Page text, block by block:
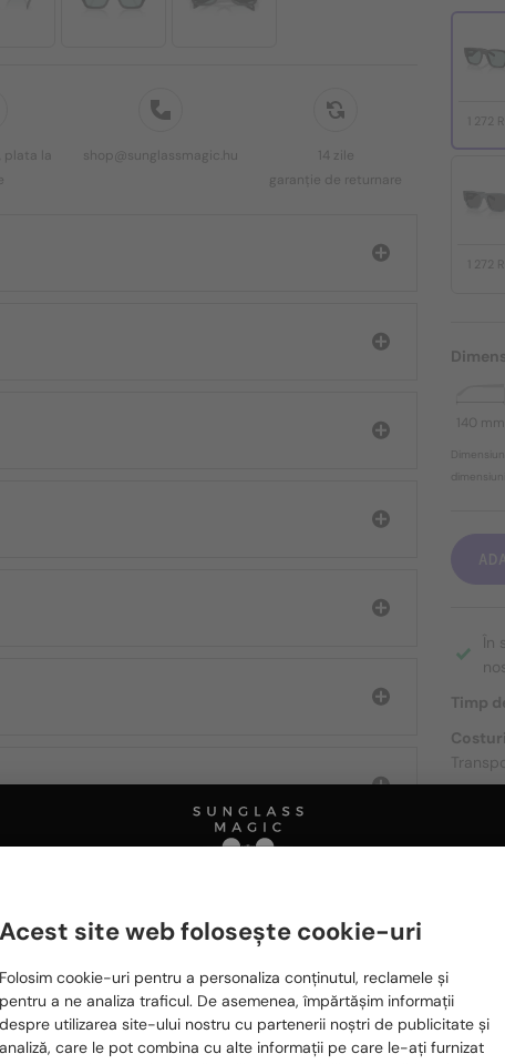
plata la
shop@sunglassmagic.hu
14 zile
garanție de returnare
1 272
1 272
140 mm
În
Timp
FIȚI INTERESAȚI ȘI DE
2-4 ZILE 2-4 ZILE
Te rugăm să alegi din listă țara potrivită pentru tine:
România / RO
Polska / PL
Acest site web folosește cookie-uri
Folosim cookie-uri pentru a personaliza conținutul, reclamele și
pentru a ne analiza traficul. De asemenea, împărtășim informații
despre utilizarea site-ului nostru cu partenerii noștri de publicitate și
analiză, care le pot combina cu alte informații pe care le-ați furnizat